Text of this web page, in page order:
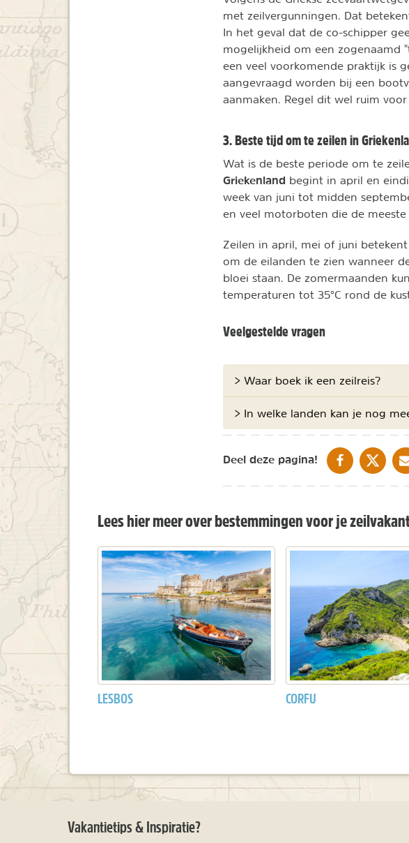
met zeilvergunningen. Dat
In het geval dat de co-schipper
mogelijkheid om een ​​zogenaamd
een veel voorkomende praktijk is
aangevraagd worden bij een
aanmaken. Regel dit wel ruim voor
3. Beste tijd om te zeilen in
Wat is de beste periode om te
Griekenland begint in april en
week van juni tot midden
en veel motorboten die de meeste
Zeilen in april, mei of juni
om de eilanden te zien wanneer
bloei staan. De zomermaanden
temperaturen tot 35°C rond de
Veelgestelde vragen
> Waar boek ik een zeilreis?
> In welke landen kan je nog
Deel deze pagina! DELEN OPDELEN
Lees hier meer over bestemmingen voor je
LESBOS CORFU
Vakantietips & Inspiratie?